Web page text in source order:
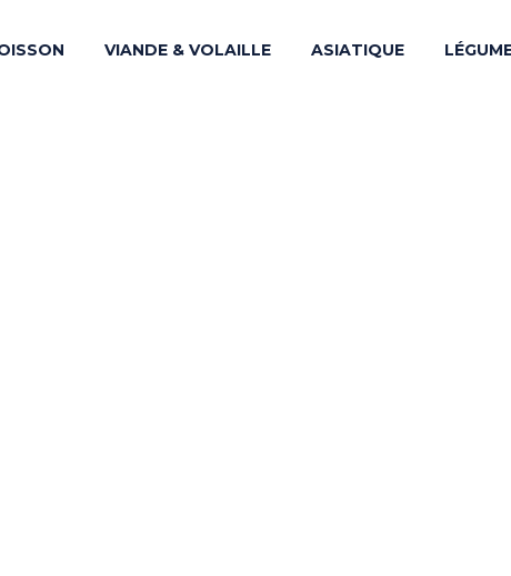
VIANDE & VOLAILLE ASIATIQUE